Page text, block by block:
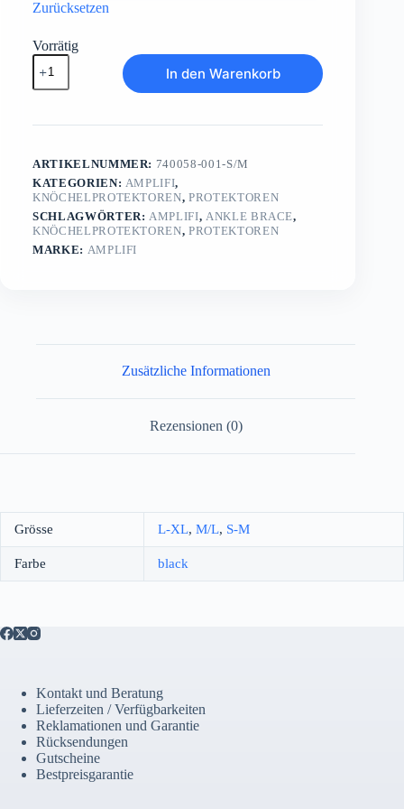
Zurücksetzen
Vorrätig
Ankle
Brace
Menge
In den Warenkorb
ARTIKELNUMMER: 740058-001-S/M
KATEGORIEN: AMPLIFI,
KNÖCHELPROTEKTOREN,PROTEKTOREN
SCHLAGWÖRTER: AMPLIFI, ANKLE BRACE,
KNÖCHELPROTEKTOREN,PROTEKTOREN
MARKE: AMPLIFI
Zusätzliche Informationen
Rezensionen (0)
Grösse L-XL, M/L, S-M
Farbe black
Kontakt und Beratung
Lieferzeiten / Verfügbarkeiten
Reklamationen und Garantie
Rücksendungen
Gutscheine
Bestpreisgarantie